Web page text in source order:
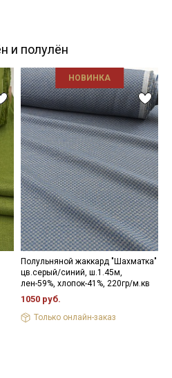
и полулён
НОВИНКА
Полульняной жаккард "Шахматка"
цв.серый/синий, ш.1.45м,
лен-59%, хлопок-41%, 220гр/м.кв
1050 руб.
Только онлайн-заказ